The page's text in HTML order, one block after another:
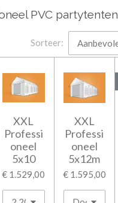
PVC partytenten
Sorteer:
XXL
Professi
oneel
5x10
€ 1.529,00
XXL
Professi
oneel
5x12m
€ 1.595,00